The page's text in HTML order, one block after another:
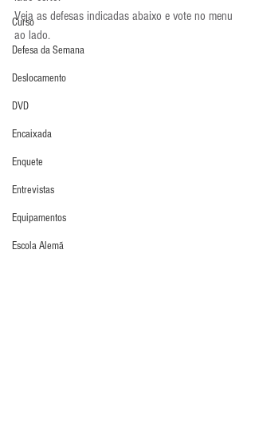
Curso
Defesa da Semana
Deslocamento
DVD
Encaixada
Enquete
Entrevistas
Equipamentos
Escola Alemã
Veja as defesas indicadas abaixo e vote no menu
ao lado.